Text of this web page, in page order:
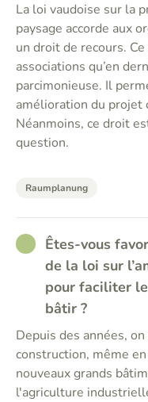
La loi vaudoise sur la
paysage accorde aux
un droit de recours.
associations qu’en
parcimonieuse. Il
amélioration du projet
Néanmoins, ce droit
question.
Raumplanung
RATHER_GOOD
Êtes-vous
de la loi sur
pour faciliter
bâtir ?
Depuis des années,
construction, même
nouveaux grands
l'agriculture